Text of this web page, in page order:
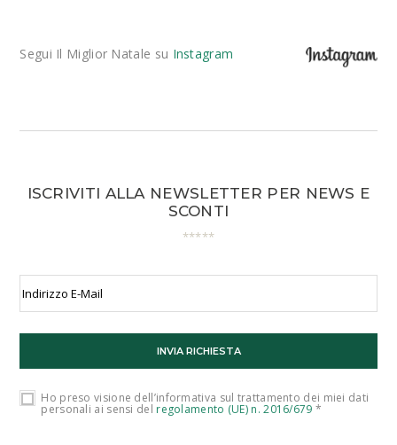
Segui Il Miglior Natale su Instagram
ISCRIVITI ALLA NEWSLETTER PER NEWS E
SCONTI
Ho preso visione dell’informativa sul trattamento dei miei dati
personali ai sensi del regolamento (UE) n. 2016/679 *